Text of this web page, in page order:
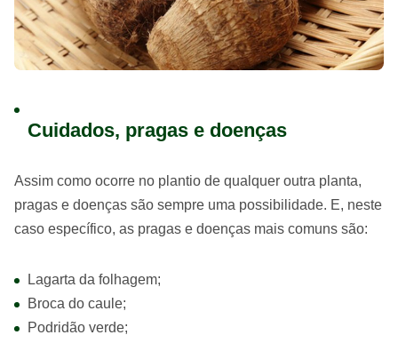
Cuidados, pragas e doenças
Assim como ocorre no plantio de qualquer outra planta,
pragas e doenças são sempre uma possibilidade. E, neste
caso específico, as pragas e doenças mais comuns são:
Lagarta da folhagem;
Broca do caule;
Podridão verde;